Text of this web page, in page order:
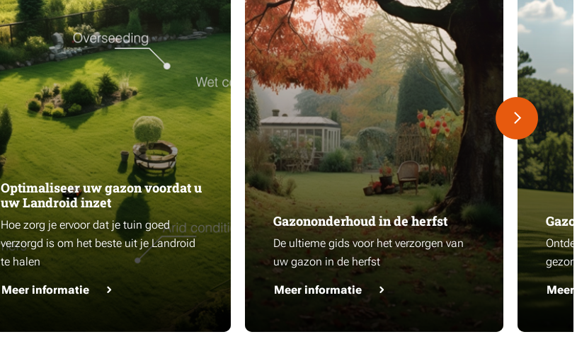
Optimaliseer uw gazon voordat u
uw Landroid inzet
Hoe zorg je ervoor dat je tuin goed
verzorgd is om het beste uit je Landroid
te halen
Meer informatie
Gazononderhoud in de herfst
De ultieme gids voor het verzorgen van
uw gazon in de herfst
Meer informatie